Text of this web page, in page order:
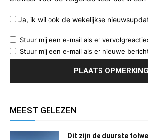
Ja, ik wil ook de wekelijkse
Stuur mij een e-mail als er
Stuur mij een e-mail als er nieuwe
MEEST GELEZEN
Dit zijn de duurste